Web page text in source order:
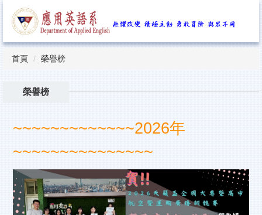
到
要
內首頁 榮譽榜
榮譽榜
~~~~~~~~~~~~~2026年
~~~~~~~~~~~~~~~